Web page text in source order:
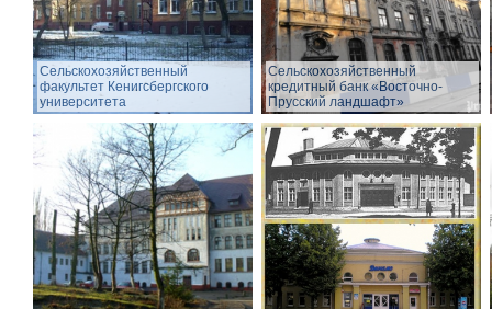
Сельскохозяйственный
факультет Кенигсбергского
университета
Сельскохозяйственный
кредитный банк «Восточно-
Прусский ландшафт»